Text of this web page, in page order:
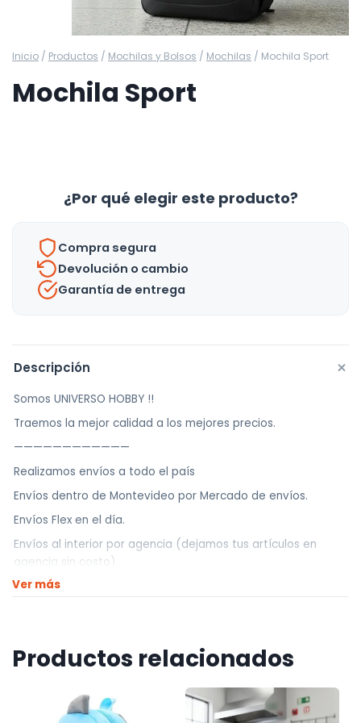
Inicio / Productos / Mochilas y Bolsos / Mochilas / Mochila Sport
Mochila Sport
¿Por qué elegir este producto?
Compra segura
Devolución o cambio
Garantía de entrega
Descripción +
Somos UNIVERSO HOBBY !!
Traemos la mejor calidad a los mejores precios.
————————————
Realizamos envíos a todo el país
Envíos dentro de Montevideo por Mercado de envíos.
Envíos Flex en el día.
Envíos al interior por agencia (dejamos tus artículos en
agencia sin costo).
————————————
El horario de retiros es de Lunes a Viernes de 10hs a 18hs,
Ver más
Productos relacionados